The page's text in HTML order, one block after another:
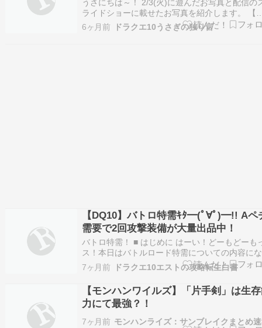
うさにちは～！ 2/3(火)に遊んだお写真と配信の
ライドショーに載せたお写真を紹介します。 【
画】きなこさんルベランギス強さ１初勝利 ※概
欄にタイムスタンプを貼ってます。 PT:タクヤ、
6ヶ月前 ドラクエ10うさぎの独り言
【DQ10】バトロ特需ｷﾀ━(ﾟ∀ﾟ)━!! Aペ
需要で2回攻撃装備が大量出品中！
バトロ特需！ ■ はじめに はーい！どーもどーも
ス！本日はバトルロード特需についての内容に
ます！今回のバトロは周回する人が減少する傾
ので、バザー状況の変動は一時的かなと思った
すけど、新規層が増えたことにもあり、いまバ
特需が来ているんで斬り込んで行きたいと思い
7ヶ月前 ドラクエ10エストの攻略転生白書
【モンハンワイルズ】「片手剣」は生
力にて最強？！
7ヶ月前 モンハンライズ：サンブレイクまとめ